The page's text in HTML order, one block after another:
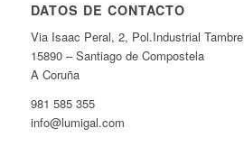
DATOS DE CONTACTO
Via Isaac Peral, 2, Pol.Industrial Tambre
15890 – Santiago de Compostela
A Coruña
981 585 355
info@lumigal.com